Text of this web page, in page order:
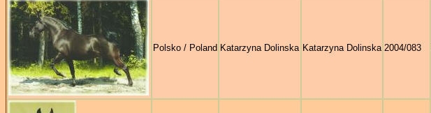
Polsko / Poland Katarzyna Dolinska Katarzyna Dolinska 2004/083